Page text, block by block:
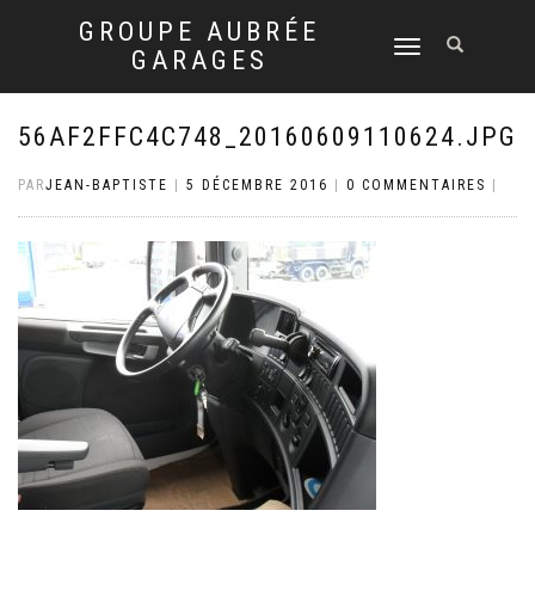
GROUPE AUBRÉE
GARAGES
DÉPLIER
NAVIGATION
56AF2FFC4C748_20160609110624.JPG
PARJEAN-BAPTISTE 5 DÉCEMBRE 2016 0 COMMENTAIRES